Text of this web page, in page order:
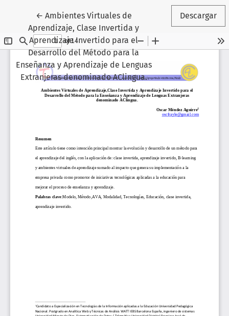
← Volver a los detalles del artículo
Ambientes Virtuales de
Aprendizaje, Clase Invertida y
Aprendizaje Invertido para el
Desarrollo del Método para la
Enseñanza y Aprendizaje de Lenguas
Extranjeras denominado AClingua.
Descargar